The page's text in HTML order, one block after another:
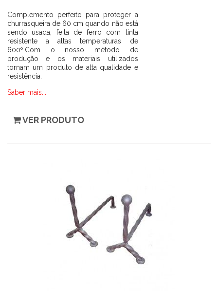
Complemento perfeito para proteger a
churrasqueira de 60 cm quando não está
sendo usada, feita de ferro com tinta
resistente a altas temperaturas de
600º.Com o nosso método de
produção e os materiais utilizados
tornam um produto de alta qualidade e
resistência.
Saber mais...
VER PRODUTO